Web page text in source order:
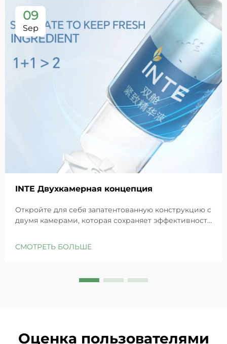
09
Sep
INTE Двухкамерная концепция
Откройте для себя запатентованную конструкцию с
двумя камерами, которая сохраняет эффективность
восстанавливает барьеры чувствительной кожи.
СМОТРЕТЬ БОЛЬШЕ
Оценка пользователями